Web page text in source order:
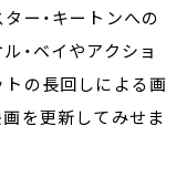
ー・キートンへの
・ベイやアクショ
トの長回しによる画
を更新してみせま